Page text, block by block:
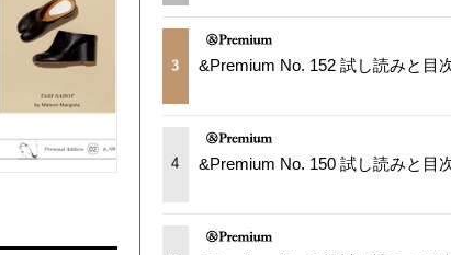
3 &Premium No. 152 試し読みと目
4 &Premium No. 150 試し読みと目